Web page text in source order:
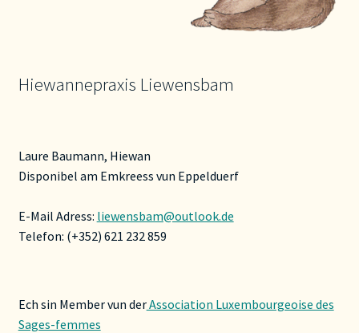
auf
der
Hiewannepraxis Liewensbam
Laure Baumann, Hiewan
Disponibel am Emkreess vun Eppelduerf
E-Mail Adress: liewensbam@outlook.de
Telefon: (+352) 621 232 859
Ech sin Member vun derAssociation Luxembourgeoise des
Sages-femmes